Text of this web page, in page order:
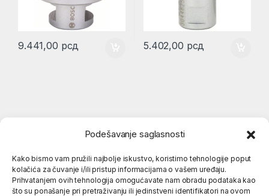
Podešavanje saglasnosti
Kako bismo vam pružili najbolje iskustvo, koristimo tehnologije poput
kolačića za čuvanje i/ili pristup informacijama o vašem uređaju.
Prihvatanjem ovih tehnologija omogućavate nam obradu podataka kao
što su ponašanje pri pretraživanju ili jedinstveni identifikatori na ovom
9.441,00 рсд 5.402,00 рсд
Popularne kategorije